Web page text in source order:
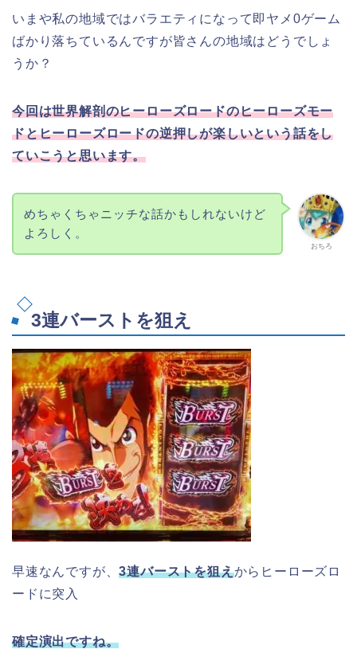
いまや私の地域ではバラエティになって即ヤメ0ゲーム
ばかり落ちているんですが皆さんの地域はどうでしょ
うか？
今回は世界解剖のヒーローズロードのヒーローズモー
ドとヒーローズロードの逆押しが楽しいという話をし
ていこうと思います。
おちろ
めちゃくちゃニッチな話かもしれないけど
よろしく。
3連バーストを狙え
早速なんですが、3連バーストを狙えからヒーローズロ
ードに突入
確定演出ですね。